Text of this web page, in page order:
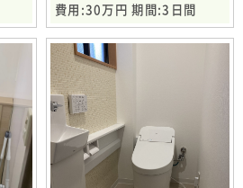
費用:30万円 期間:3日間